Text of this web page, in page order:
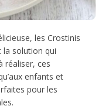
les Crostinis
la solution qui
réaliser, ces
enfants et
pour les